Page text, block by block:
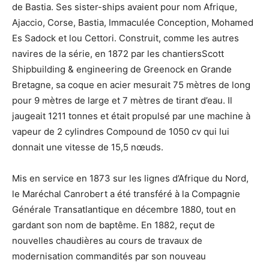
de Bastia. Ses sister-ships avaient pour nom Afrique,
Ajaccio, Corse, Bastia, Immaculée Conception, Mohamed
Es Sadock et lou Cettori. Construit, comme les autres
navires de la série, en 1872 par les chantiersScott
Shipbuilding & engineering de Greenock en Grande
Bretagne, sa coque en acier mesurait 75 mètres de long
pour 9 mètres de large et 7 mètres de tirant d’eau. Il
jaugeait 1211 tonnes et était propulsé par une machine à
vapeur de 2 cylindres Compound de 1050 cv qui lui
donnait une vitesse de 15,5 nœuds.
Mis en service en 1873 sur les lignes d’Afrique du Nord,
le Maréchal Canrobert a été transféré à la Compagnie
Générale Transatlantique en décembre 1880, tout en
gardant son nom de baptême. En 1882, reçut de
nouvelles chaudières au cours de travaux de
modernisation commandités par son nouveau